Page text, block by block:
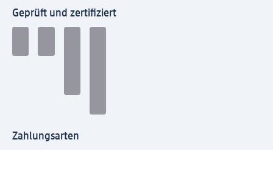
Geprüft und zertifiziert
Zahlungsarten